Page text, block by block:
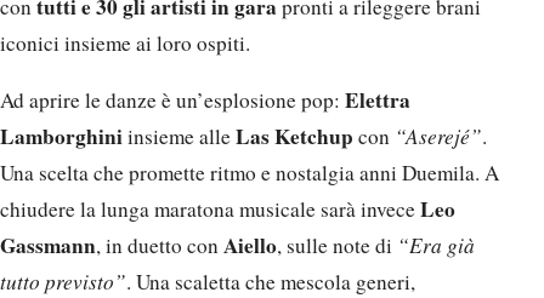
contutti e 30 gli artisti in gara pronti a rileggere brani
iconici insieme ai loro ospiti.
Ad aprire le danze è un’esplosione pop: Elettra
Lamborghiniinsieme alleLas Ketchup con “Aserejé”.
Una scelta che promette ritmo e nostalgia anni Duemila. A
chiudere la lunga maratona musicale sarà inveceLeo
Gassmann, in duetto conAiello, sulle note di “Era già
tutto previsto”. Una scaletta che mescola generi,